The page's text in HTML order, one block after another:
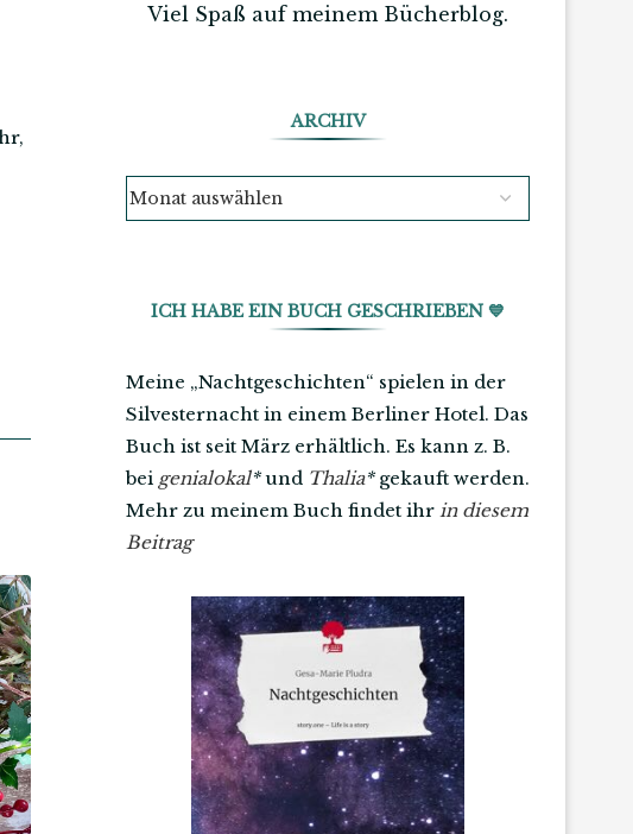
Viel Spaß auf meinem Bücherblog.
ARCHIV
ICH HABE EIN BUCH GESCHRIEBEN 💙
Meine „Nachtgeschichten“ spielen in der
Silvesternacht in einem Berliner Hotel. Das
Buch ist seit März erhältlich. Es kann z. B.
bei genialokal*und Thalia*gekauft werden.
Mehr zu meinem Buch findet ihr in diesem
Beitrag